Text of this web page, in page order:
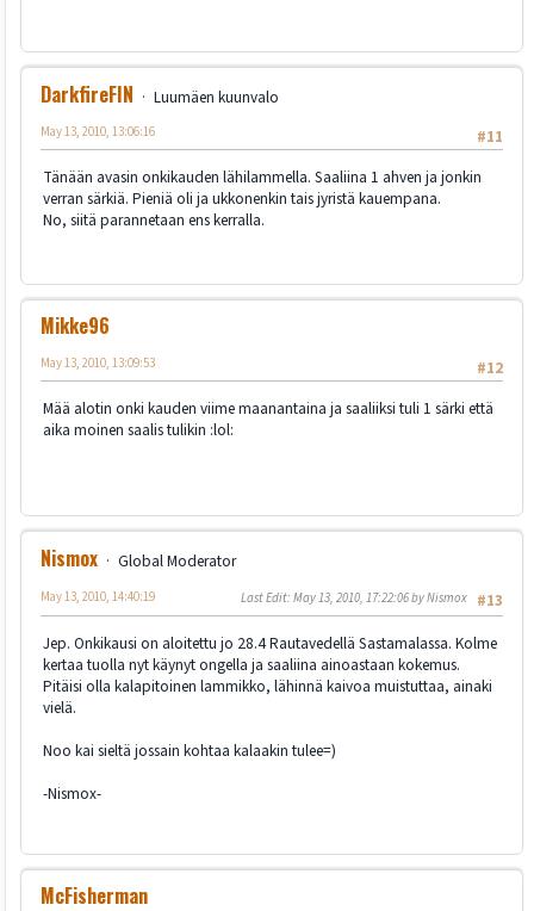
DarkfireFIN
Luumäen kuunvalo
#11
May 13, 2010, 13:06:16
Tänään avasin onkikauden lähilammella. Saaliina 1 ahven ja jonkin
verran särkiä. Pieniä oli ja ukkonenkin tais jyristä kauempana.
No, siitä parannetaan ens kerralla.
Mikke96
#12
May 13, 2010, 13:09:53
Mää alotin onki kauden viime maanantaina ja saaliiksi tuli 1 särki että
aika moinen saalis tulikin :lol:
Nismox
Global Moderator
#13
May 13, 2010, 14:40:19 Last Edit: May 13, 2010, 17:22:06 by Nismox
Jep. Onkikausi on aloitettu jo 28.4 Rautavedellä Sastamalassa. Kolme
kertaa tuolla nyt käynyt ongella ja saaliina ainoastaan kokemus.
Pitäisi olla kalapitoinen lammikko, lähinnä kaivoa muistuttaa, ainaki
vielä.
Noo kai sieltä jossain kohtaa kalaakin tulee=)
-Nismox-
McFisherman